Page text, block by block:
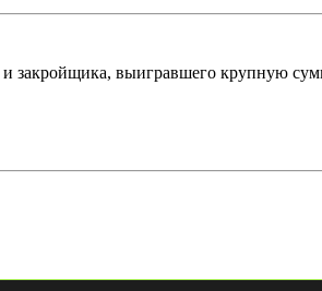
выигравшего крупную